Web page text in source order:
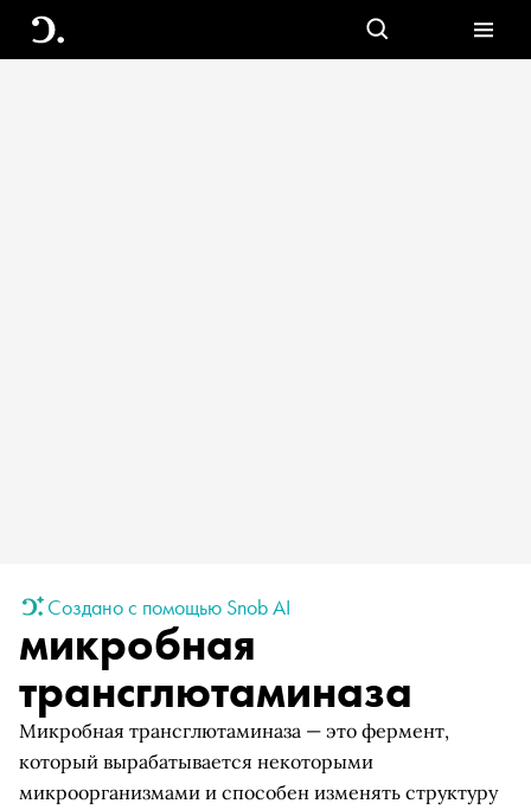
Создано с помощью Snob AI
микробная
трансглютаминаза
Микробная трансглютаминаза — это фермент,
который вырабатывается некоторыми
микроорганизмами и способен изменять структуру